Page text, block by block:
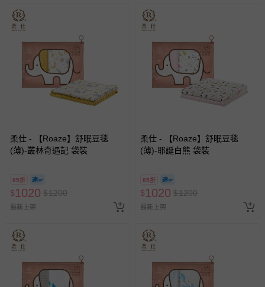
柔仕 - 【Roaze】舒眠豆毯
(薄)-叢林奇遇記 袋裝
85折
$1020 $1200
最新上架
柔仕 - 【Roaze】舒眠豆毯
(薄)-耶誕白熊 袋裝
85折
$1020 $1200
最新上架